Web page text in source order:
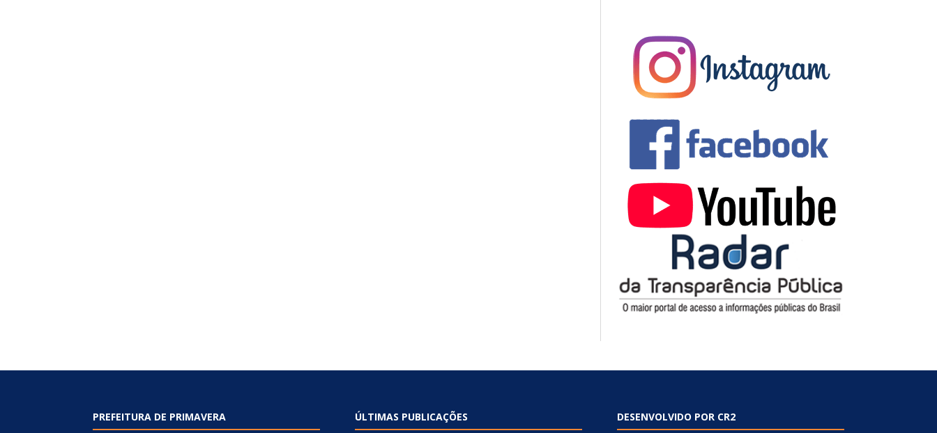
PREFEITURA DE PRIMAVERA ÚLTIMAS PUBLICAÇÕES DESENVOLVIDO POR CR2